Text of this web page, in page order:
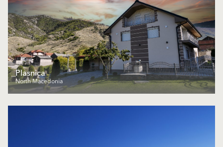
Plasnica
North Macedonia